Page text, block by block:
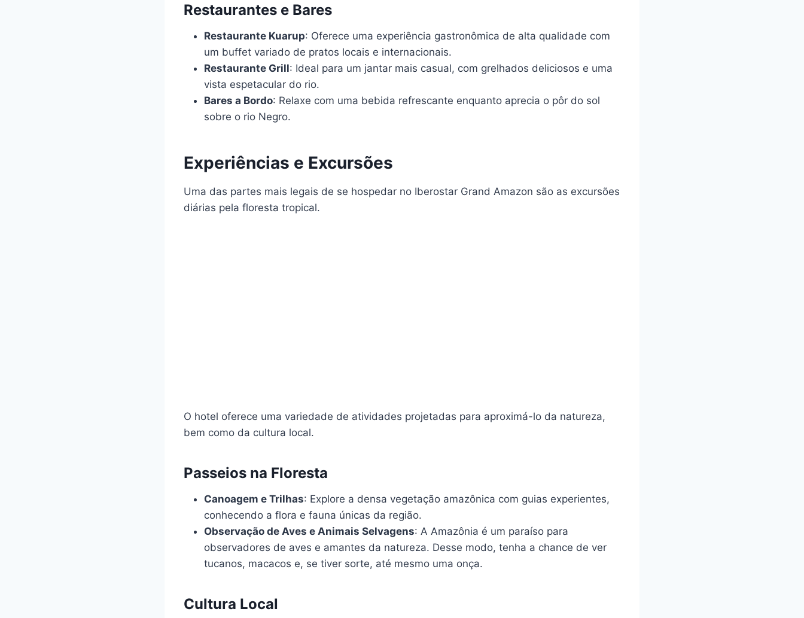
Restaurantes e Bares
Restaurante Kuarup: Oferece uma experiência gastronômica de alta qualidade com
um buffet variado de pratos locais e internacionais.
Restaurante Grill: Ideal para um jantar mais casual, com grelhados deliciosos e uma
vista espetacular do rio.
Bares a Bordo: Relaxe com uma bebida refrescante enquanto aprecia o pôr do sol
sobre o rio Negro.
Experiências e Excursões
Uma das partes mais legais de se hospedar no Iberostar Grand Amazon são as excursões
diárias pela floresta tropical.
O hotel oferece uma variedade de atividades projetadas para aproximá-lo da natureza,
bem como da cultura local.
Passeios na Floresta
Canoagem e Trilhas: Explore a densa vegetação amazônica com guias experientes,
conhecendo a flora e fauna únicas da região.
Observação de Aves e Animais Selvagens: A Amazônia é um paraíso para
observadores de aves e amantes da natureza. Desse modo, tenha a chance de ver
tucanos, macacos e, se tiver sorte, até mesmo uma onça.
Cultura Local